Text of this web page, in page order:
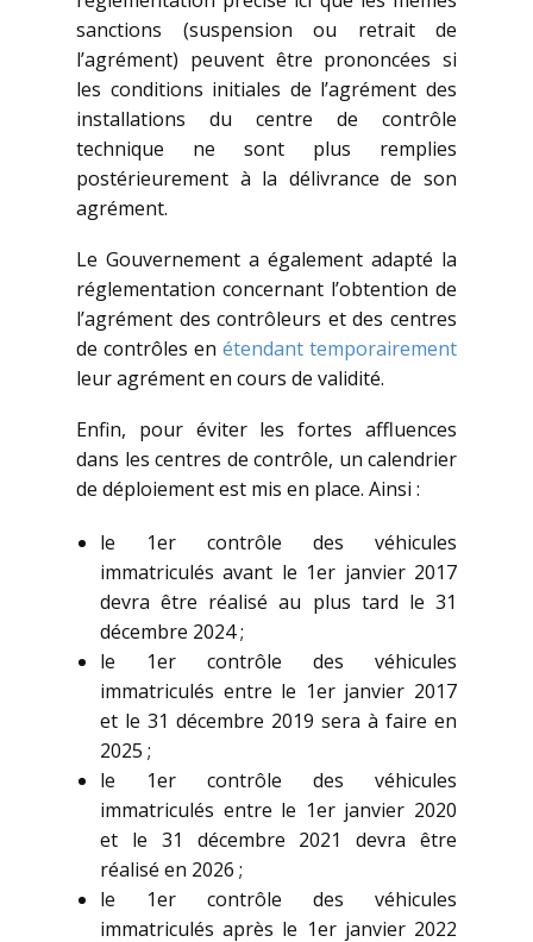
sanctions (suspension ou retrait de
l’agrément) peuvent être prononcées si
les conditions initiales de l’agrément des
installations du centre de contrôle
technique ne sont plus remplies
postérieurement à la délivrance de son
agrément.
Le Gouvernement a également adapté la
réglementation concernant l’obtention de
l’agrément des contrôleurs et des centres
de contrôles en étendant temporairement
leur agrément en cours de validité.
Enfin, pour éviter les fortes affluences
dans les centres de contrôle, un calendrier
de déploiement est mis en place. Ainsi :
le 1er contrôle des véhicules
immatriculés avant le 1er janvier 2017
devra être réalisé au plus tard le 31
décembre 2024 ;
le 1er contrôle des véhicules
immatriculés entre le 1er janvier 2017
et le 31 décembre 2019 sera à faire en
2025 ;
le 1er contrôle des véhicules
immatriculés entre le 1er janvier 2020
et le 31 décembre 2021 devra être
réalisé en 2026 ;
le 1er contrôle des véhicules
immatriculés après le 1er janvier 2022